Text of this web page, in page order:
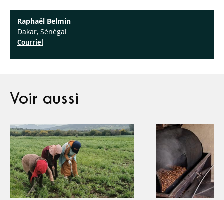
Raphaël Belmin
Dakar, Sénégal
Courriel
Voir aussi